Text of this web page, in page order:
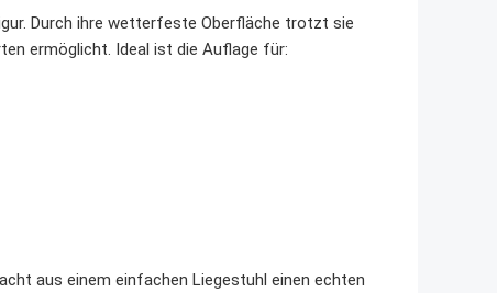
Durch ihre wetterfeste Oberfläche trotzt sie
ermöglicht. Ideal ist die Auflage für:
aus einem einfachen Liegestuhl einen echten